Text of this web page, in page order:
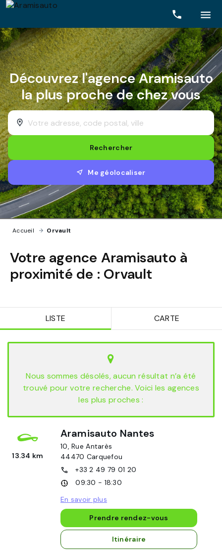
Accueil › Orvault
Rechercher
Votre agence Aramisauto à
proximité de : Orvault
LISTE CARTE
Nous sommes désolés, aucun résultat n’a été
trouvé pour votre recherche. Voici les agences
les plus proches :
13.34 km
Aramisauto Nantes
10, Rue Antarès
44470 Carquefou
+33 2 49 79 01 20
09:30 - 18:30
En savoir plus
Prendre rendez-vous
Itinéraire